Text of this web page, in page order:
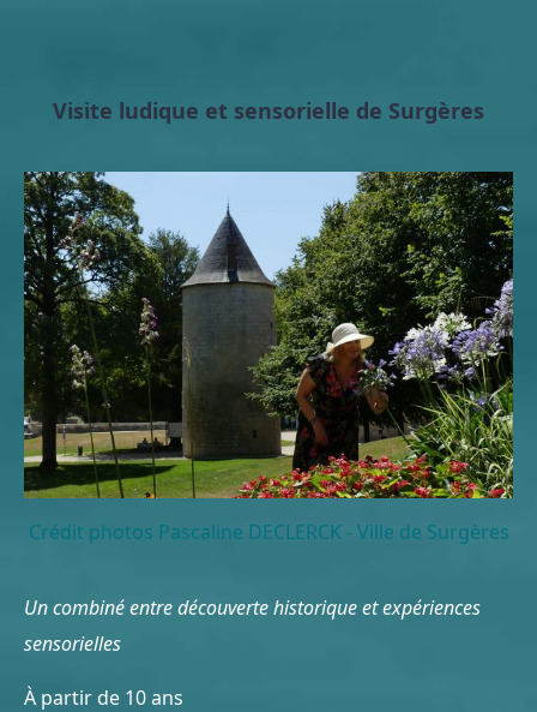
Visite ludique et sensorielle de Surgères
Crédit photos Pascaline DECLERCK - Ville de Surgères
Un combiné entre découverte historique et expériences
sensorielles
À partir de 10 ans